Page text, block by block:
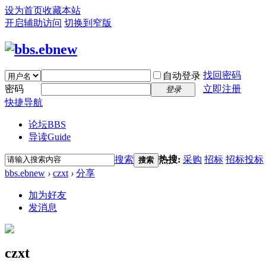
设为首页收藏本站
开启辅助访问 切换到窄版
自动登录 找回密码
密码
登录
立即注册
快捷导航
论坛BBS
导读Guide
搜索 搜索 热搜: 采购 招标 招标投标
bbs.ebnew › czxt › 分享
加为好友
发消息
czxt